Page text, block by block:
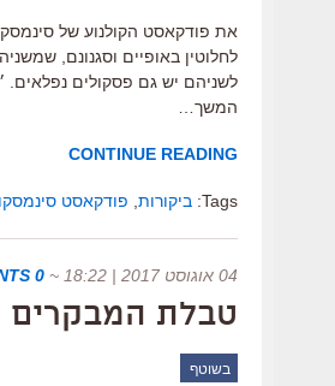
את פודקאסט הקולנוע של
לחלוטין באופיים וסגנונם,
לשניהם יש גם פסקולים נפלאים.
המשך…
CONTINUE READING
Tags: ביקורות פודקאסט
04 אוגוסט 2017 | 18:22 ~
0 COMMENTS
טבלת המבקרים
בשוטף